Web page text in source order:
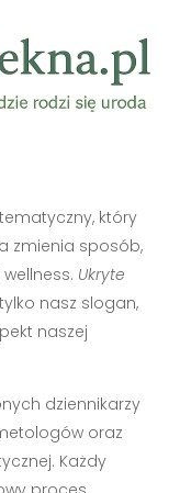
który
zmienia sposób,
Ukryte
nasz slogan,
naszej
dziennikarzy
oraz
Każdy